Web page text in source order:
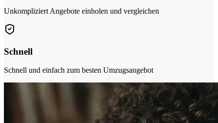
Unkompliziert Angebote einholen und vergleichen
Schnell
Schnell und einfach zum besten Umzugsangebot